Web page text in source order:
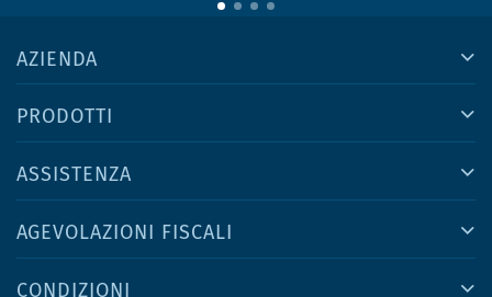
AZIENDA
PRODOTTI
ASSISTENZA
AGEVOLAZIONI FISCALI
CONDIZIONI